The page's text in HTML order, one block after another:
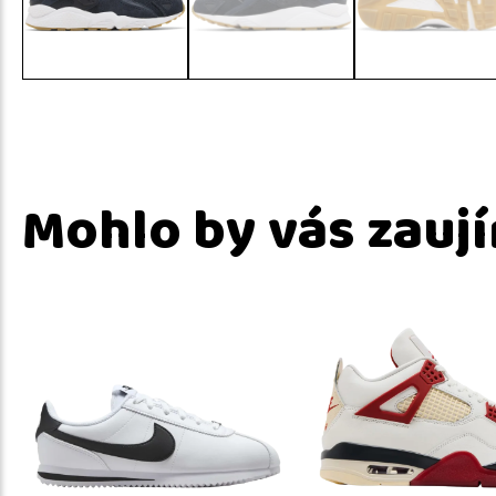
Mohlo by vás